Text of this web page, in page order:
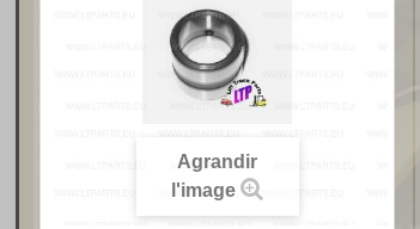
Agrandir
l'image